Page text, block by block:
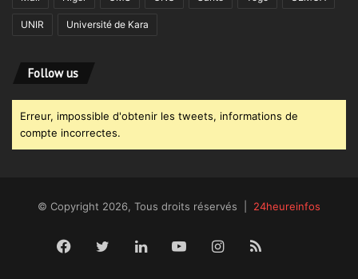
UNIR Université de Kara
Follow us
Erreur, impossible d'obtenir les tweets, informations de
compte incorrectes.
© Copyright 2026, Tous droits réservés | 24heureinfos
Facebook
TwitterLinkedinYouTubeInstagram